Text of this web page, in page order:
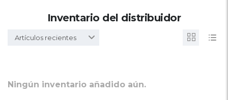
Inventario del distribuidor
Artículos recientes
Ningún inventario añadido aún.